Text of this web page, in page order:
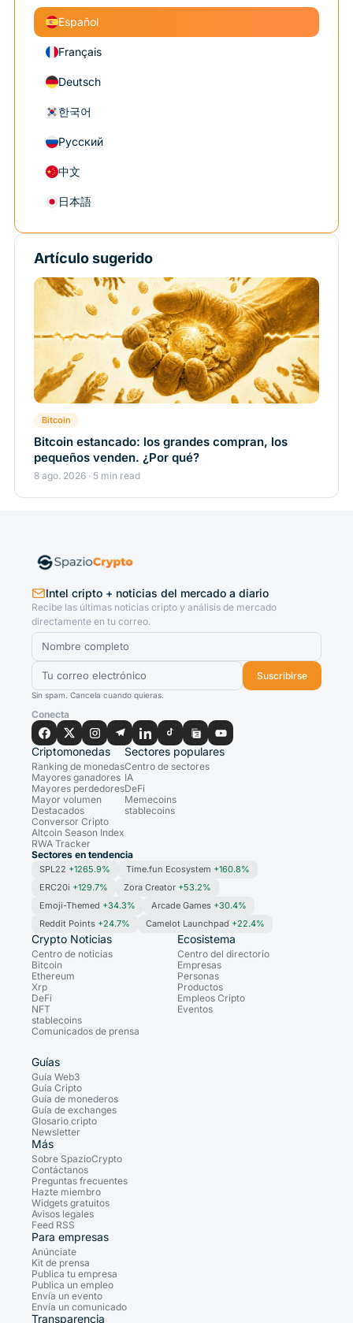
Español
Français
Deutsch
한국어
Русский
中文
日本語
Artículo sugerido
Bitcoin
Bitcoin estancado: los grandes compran, los
pequeños venden. ¿Por qué?
8 ago. 2026 · 5 min read
Intel cripto + noticias del mercado a diario
Recibe las últimas noticias cripto y análisis de mercado
directamente en tu correo.
Suscribirse
Sin spam. Cancela cuando quieras.
Conecta
Criptomonedas
Ranking de monedas
Mayores ganadores
Mayores perdedores
Mayor volumen
Destacados
Conversor Cripto
Altcoin Season Index
RWA Tracker
Sectores populares
Centro de sectores
IA
DeFi
Memecoins
stablecoins
Sectores en tendencia
SPL22 +1265.9% Time.fun Ecosystem +160.8%
ERC20i +129.7% Zora Creator +53.2%
Emoji-Themed +34.3% Arcade Games +30.4%
Reddit Points +24.7% Camelot Launchpad +22.4%
Crypto Noticias
Centro de noticias
Bitcoin
Ethereum
Xrp
DeFi
NFT
stablecoins
Comunicados de prensa
Ecosistema
Centro del directorio
Empresas
Personas
Productos
Empleos Cripto
Eventos
Guías
Guía Web3
Guía Cripto
Guía de monederos
Guía de exchanges
Glosario cripto
Newsletter
Más
Sobre SpazioCrypto
Contáctanos
Preguntas frecuentes
Hazte miembro
Widgets gratuitos
Avisos legales
Feed RSS
Para empresas
Anúnciate
Kit de prensa
Publica tu empresa
Publica un empleo
Envía un evento
Envía un comunicado
Transparencia